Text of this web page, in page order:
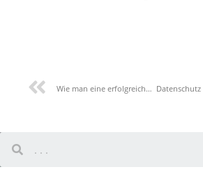
Wie man eine erfolgreiche DSGVO-Compliance schafft – Die Vorbereitung